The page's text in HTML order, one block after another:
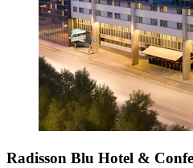
Radisson Blu Hotel &